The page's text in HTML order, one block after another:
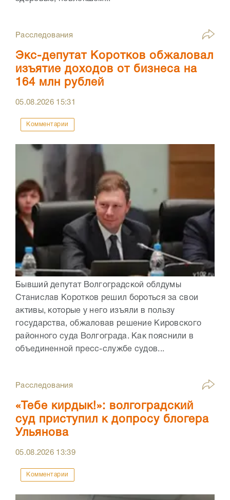
Расследования
Экс-депутат Коротков обжаловал
изъятие доходов от бизнеса на
164 млн рублей
05.08.2026 15:31
Комментарии
Бывший депутат Волгоградской облдумы
Станислав Коротков решил бороться за свои
активы, которые у него изъяли в пользу
государства, обжаловав решение Кировского
районного суда Волгограда. Как пояснили в
объединенной пресс-службе судов...
Расследования
«Тебе кирдык!»: волгоградский
суд приступил к допросу блогера
Ульянова
05.08.2026 13:39
Комментарии